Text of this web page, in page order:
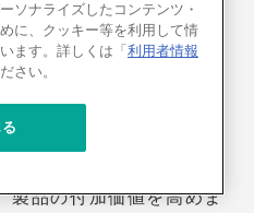
レートや、大きな気泡サ
ト、テンパリング有/無、
ァットクリームまで幅広
製品の付加価値を高めま
ソナライズしたコンテンツ・
に、クッキー等を利用して情
ます。詳しくは「 利用者情報
さい。